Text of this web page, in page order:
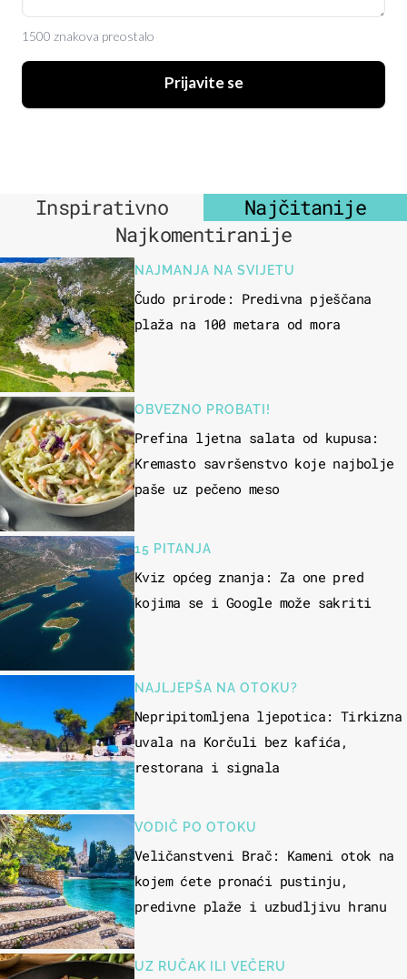
1500 znakova preostalo
Prijavite se
Inspirativno
Najčitanije
Najkomentiranije
NAJMANJA NA SVIJETU
Čudo prirode: Predivna pješčana
plaža na 100 metara od mora
OBVEZNO PROBATI!
Prefina ljetna salata od kupusa:
Kremasto savršenstvo koje najbolje
paše uz pečeno meso
15 PITANJA
Kviz općeg znanja: Za one pred
kojima se i Google može sakriti
NAJLJEPŠA NA OTOKU?
Nepripitomljena ljepotica: Tirkizna
uvala na Korčuli bez kafića,
restorana i signala
VODIČ PO OTOKU
Veličanstveni Brač: Kameni otok na
kojem ćete pronaći pustinju,
predivne plaže i uzbudljivu hranu
UZ RUČAK ILI VEČERU